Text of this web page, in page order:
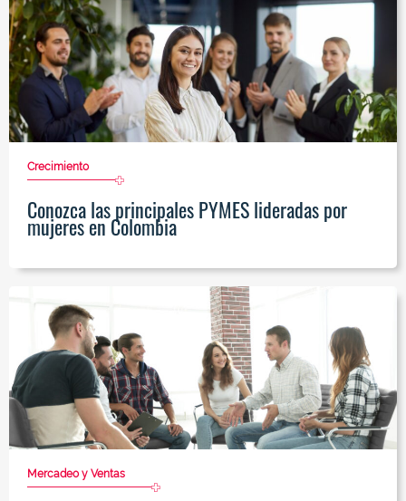
Crecimiento
Conozca las principales PYMES lideradas por
mujeres en Colombia
Mercadeo y Ventas